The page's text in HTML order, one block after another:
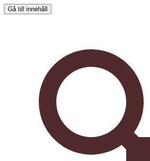
Gå till innehåll